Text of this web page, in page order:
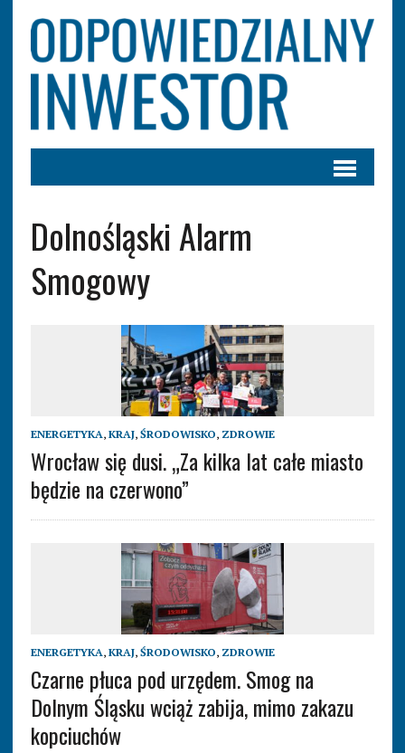
Dolnośląski Alarm
Smogowy
ENERGETYKA, KRAJ, ŚRODOWISKO, ZDROWIE
Wrocław się dusi. „Za kilka lat całe miasto
będzie na czerwono”
ENERGETYKA, KRAJ, ŚRODOWISKO, ZDROWIE
Czarne płuca pod urzędem. Smog na
Dolnym Śląsku wciąż zabija, mimo zakazu
kopciuchów